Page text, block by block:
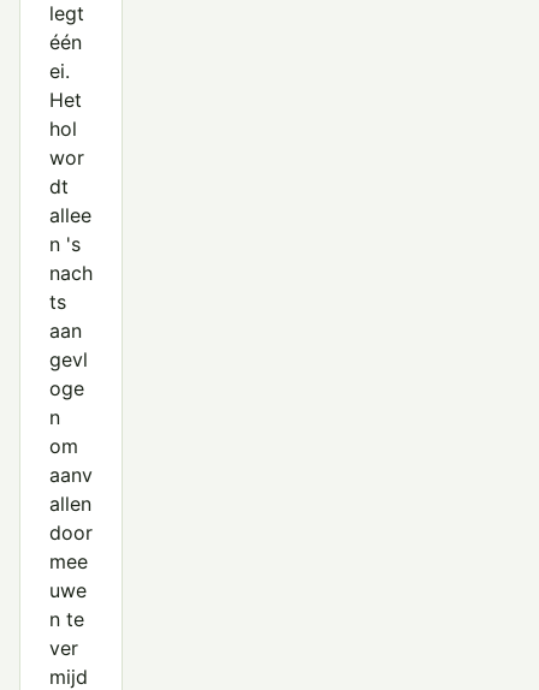
legt
één
ei.
Het
hol
wor
dt
allee
n 's
nach
ts
aan
gevl
oge
n
om
aanv
allen
door
mee
uwe
n te
ver
mijd